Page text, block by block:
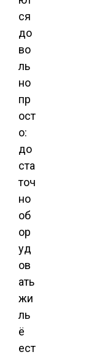
ся
до
во
ль
но
пр
ост
о:
до
ста
точ
но
об
ор
уд
ов
ать
жи
ль
ё
ест